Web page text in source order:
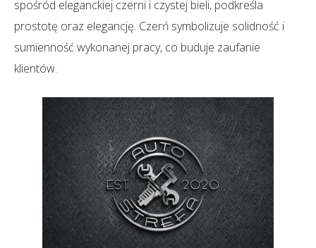
spośród eleganckiej czerni i czystej bieli, podkreśla
prostotę oraz elegancję. Czerń symbolizuje solidność i
sumienność wykonanej pracy, co buduje zaufanie
klientów.